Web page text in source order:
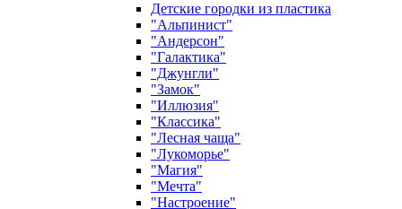
Детские городки из пластика
"Альпинист"
"Андерсон"
"Галактика"
"Джунгли"
"Замок"
"Иллюзия"
"Классика"
"Лесная чаща"
"Лукоморье"
"Магия"
"Мечта"
"Настроение"